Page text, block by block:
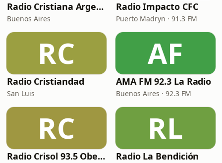
Radio Cristiana Argentina
Buenos Aires
Radio Impacto CFC
Puerto Madryn · 91.3 FM
RC
Radio Cristiandad
San Luis
AF
AMA FM 92.3 La Radio
Buenos Aires · 92.3 FM
RC
Radio Crisol 93.5 Oberá
RL
Radio La Bendición